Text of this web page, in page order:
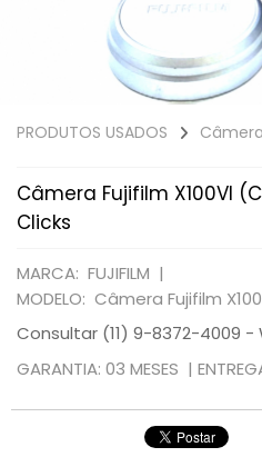
PRODUTOS USADOS
Câmera Fujifilm X100VI
Clicks
MARCA: FUJIFILM |
MODELO: Câmera Fujifilm
Consultar (11) 9-8372-4009
GARANTIA: 03 MESES |